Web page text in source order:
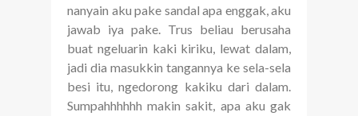
nanyain aku pake sandal apa enggak, aku
jawab iya pake. Trus beliau berusaha
buat ngeluarin kaki kiriku, lewat dalam,
jadi dia masukkin tangannya ke sela-sela
besi itu, ngedorong kakiku dari dalam.
Sumpahhhhhh makin sakit, apa aku gak